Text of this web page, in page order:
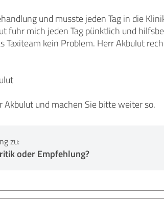
und musste jeden Tag in die
fuhr mich jeden Tag pünktlich und
Taxiteam kein Problem. Herr Akbulut
Akbulut und machen Sie bitte weiter so.
zu:
oder Empfehlung?